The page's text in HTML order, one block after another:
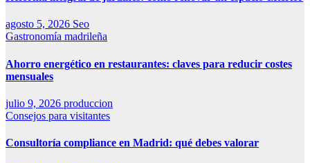
agosto 5, 2026 Seo
Gastronomía madrileña
Ahorro energético en restaurantes: claves para reducir costes
mensuales
julio 9, 2026 produccion
Consejos para visitantes
Consultoría compliance en Madrid: qué debes valorar